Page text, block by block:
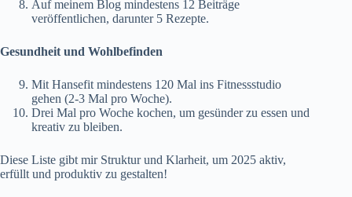
Auf meinem Blog mindestens 12 Beiträge
veröffentlichen, darunter 5 Rezepte.
Gesundheit und Wohlbefinden
Mit Hansefit mindestens 120 Mal ins Fitnessstudio
gehen (2-3 Mal pro Woche).
Drei Mal pro Woche kochen, um gesünder zu essen und
kreativ zu bleiben.
Diese Liste gibt mir Struktur und Klarheit, um 2025 aktiv,
erfüllt und produktiv zu gestalten!